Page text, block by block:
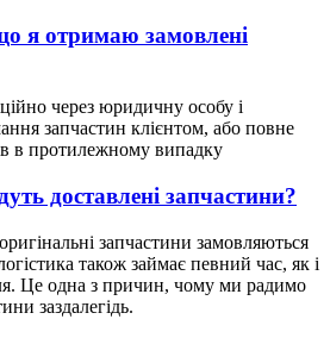
я отримаю замовлені
через юридичну особу і
запчастин клієнтом, або повне
в протилежному випадку
доставлені запчастини?
запчастини замовляються
також займає певний час, як і
Це одна з причин, чому ми радимо
заздалегідь.